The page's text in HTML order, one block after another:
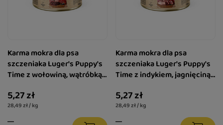
Karma mokra dla psa
szczeniaka Luger's Puppy's
Time z wołowiną, wątróbką z
5,27 zł
28,49 zł / kg
Karma mokra dla psa
szczeniaka Luger's Puppy's
Time z indykiem, jagnięciną i
5,27 zł
28,49 zł / kg